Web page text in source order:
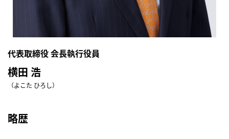
代表取締役 会長執行役員
横田 浩
（よこた ひろし）
略歴